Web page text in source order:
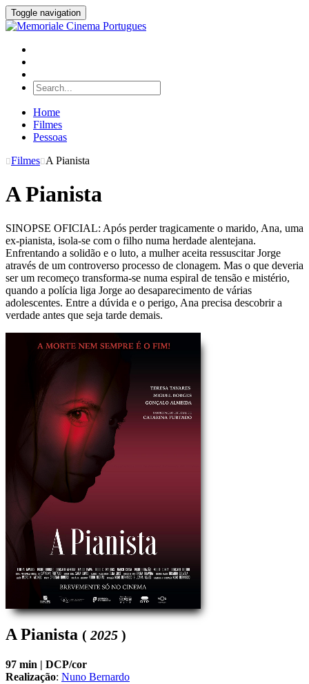
Toggle navigation
Home
Filmes
Pessoas
Filmes A Pianista
A Pianista
SINOPSE OFICIAL: Após perder tragicamente o marido, Ana, uma
ex-pianista, isola-se com o filho numa herdade alentejana.
Enfrentando a solidão e o luto, a mulher aceita ressuscitar Jorge
através de um controverso processo de clonagem. Mas o que deveria
ser um recomeço transforma-se numa espiral de tensão e mistério,
quando a polícia liga Jorge ao desaparecimento de várias
adolescentes. Entre a dúvida e o perigo, Ana precisa descobrir a
verdade antes que seja tarde demais.
A Pianista ( 2025 )
97 min | DCP/cor
Realização: Nuno Bernardo